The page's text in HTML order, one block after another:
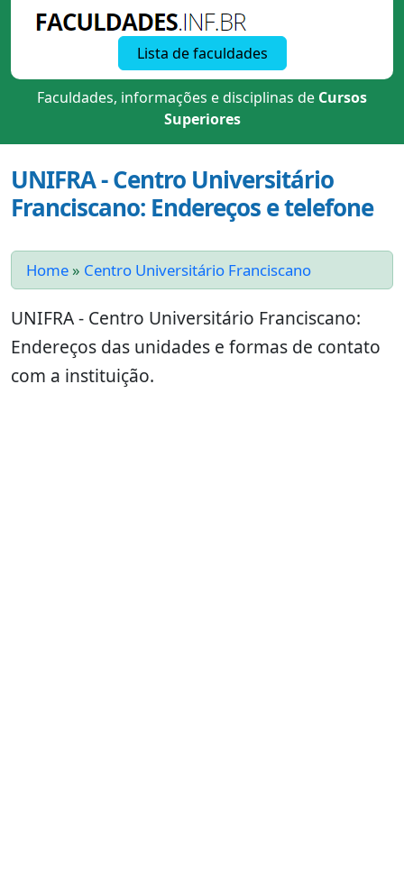
Lista de faculdades
Faculdades, informações e disciplinas de Cursos
Superiores
UNIFRA - Centro Universitário
Franciscano: Endereços e telefone
Home » Centro Universitário Franciscano
UNIFRA - Centro Universitário Franciscano:
Endereços das unidades e formas de contato
com a instituição.